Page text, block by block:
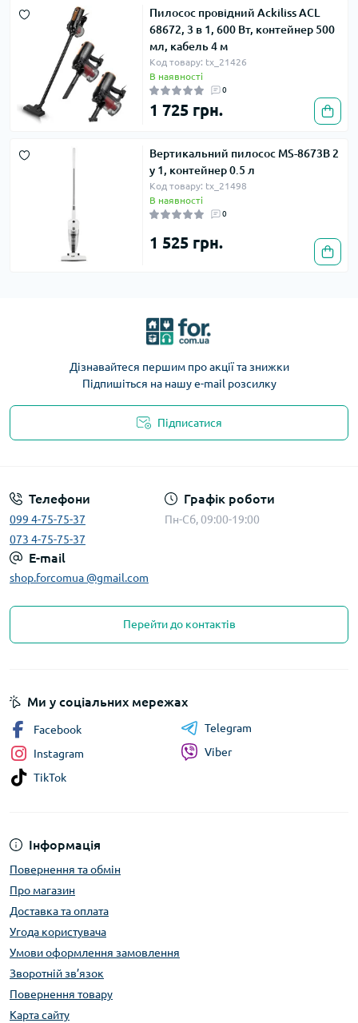
Пилосос провідний Ackiliss ACL
68672, 3 в 1, 600 Вт, контейнер 500
мл, кабель 4 м
Код товару: tx_21426
В наявності
0
1 725 грн.
Вертикальний пилосос MS-8673B 2
у 1, контейнер 0.5 л
Код товару: tx_21498
В наявності
0
1 525 грн.
Дізнавайтеся першим про акції та знижки
Підпишіться на нашу e-mail розсилку
Підписатися
Телефони
099 4-75-75-37
073 4-75-75-37
Графік роботи
Пн-Сб, 09:00-19:00
E-mail
shop.forcomua @gmail.com
Перейти до контактів
Інформація
Повернення та обмін
Про магазин
Доставка та оплата
Угода користувача
Умови оформлення замовлення
Зворотній зв’язок
Повернення товару
Карта сайту
Ми у соціальних мережах
Facebook
Instagram
TikTok
Telegram
Viber